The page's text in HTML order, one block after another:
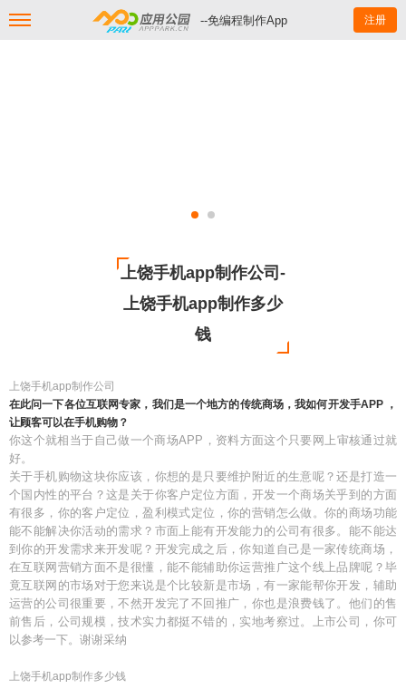
--免编程制作App 注册
上饶手机app制作公司-
上饶手机app制作多少
钱
上饶手机app制作公司
在此问一下各位互联网专家，我们是一个地方的传统商场，我如何开发手APP ，
让顾客可以在手机购物？
你这个就相当于自己做一个商场APP，资料方面这个只要网上审核通过就
好。
关于手机购物这块你应该，你想的是只要维护附近的生意呢？还是打造一
个国内性的平台？这是关于你客户定位方面，开发一个商场关乎到的方面
有很多，你的客户定位，盈利模式定位，你的营销怎么做。你的商场功能
能不能解决你活动的需求？市面上能有开发能力的公司有很多。能不能达
到你的开发需求来开发呢？开发完成之后，你知道自己是一家传统商场，
在互联网营销方面不是很懂，能不能辅助你运营推广这个线上品牌呢？毕
竟互联网的市场对于您来说是个比较新是市场，有一家能帮你开发，辅助
运营的公司很重要，不然开发完了不回推广，你也是浪费钱了。他们的售
前售后，公司规模，技术实力都挺不错的，实地考察过。上市公司，你可
以参考一下。谢谢采纳
上饶手机app制作多少钱